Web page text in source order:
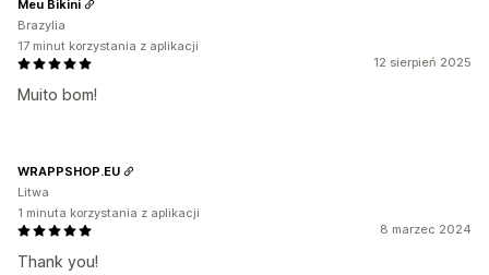
12 sierpień 2025
Muito bom!
Meu Bikini
Brazylia
17 minut korzystania z aplikacji
8 marzec 2024
Thank you!
WRAPPSHOP.EU
Litwa
1 minuta korzystania z aplikacji